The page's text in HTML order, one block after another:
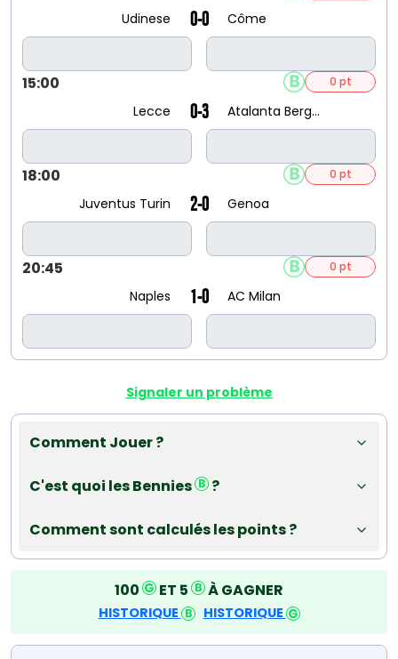
Udinese Côme
0-0
15:00
Lecce Atalanta Bergame
0-3
0 pt
18:00
Juventus Turin Genoa
2-0
0 pt
20:45
Naples AC Milan
1-0
0 pt
Signaler un problème
Comment Jouer ?
C'est quoi les Bennies ?
Comment sont calculés les points ?
100 ET 5 À GAGNER
HISTORIQUE HISTORIQUE